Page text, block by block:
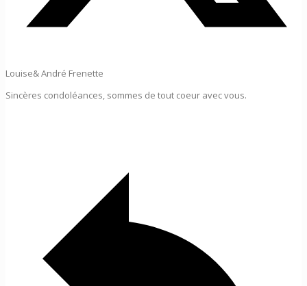
Louise& André Frenette
Sincères condoléances, sommes de tout coeur avec vous.